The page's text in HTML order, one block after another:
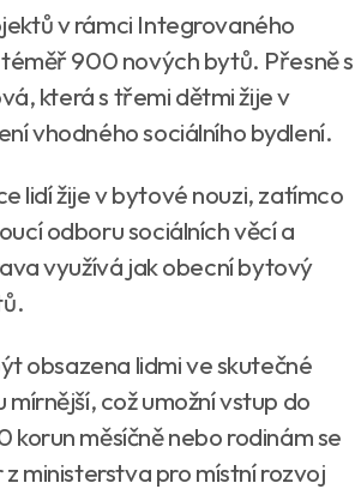
v rámci Integrovaného
900 nových bytů. Přesně s
která s třemi dětmi žije v
vhodného sociálního bydlení.
lidí žije v bytové nouzi, zatímco
odboru sociálních věcí a
využívá jak obecní bytový
obsazena lidmi ve skutečné
což umožní vstup do
měsíčně nebo rodinám se
ministerstva pro místní rozvoj